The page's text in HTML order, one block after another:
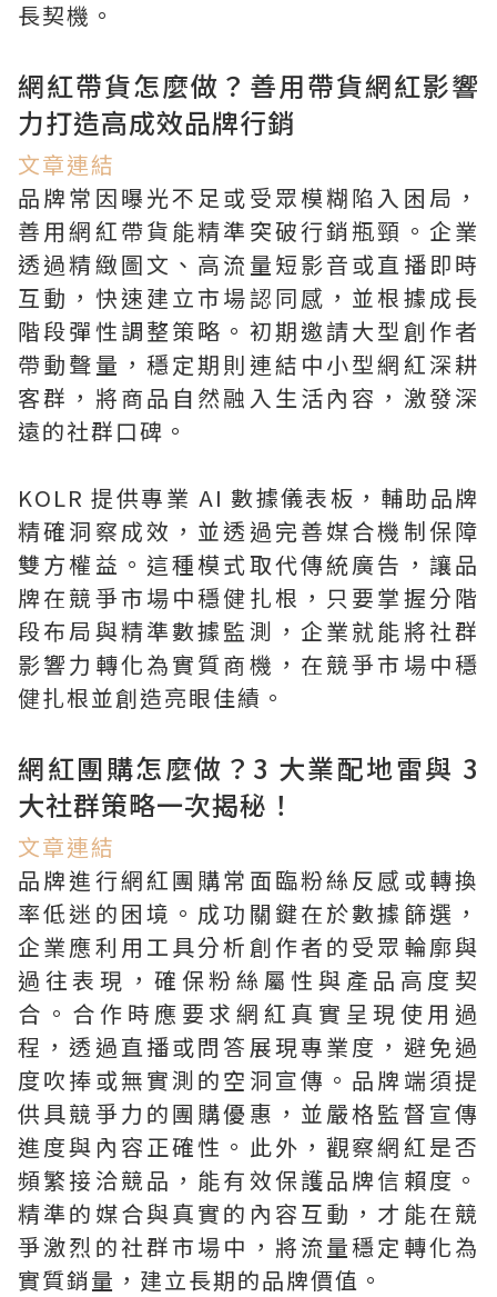
長契機。
網紅帶貨怎麼做？善用帶貨網紅影響
力打造高成效品牌行銷
文章連結
品牌常因曝光不足或受眾模糊陷入困局，
善用網紅帶貨能精準突破行銷瓶頸。企業
透過精緻圖文、高流量短影音或直播即時
互動，快速建立市場認同感，並根據成長
階段彈性調整策略。初期邀請大型創作者
帶動聲量，穩定期則連結中小型網紅深耕
客群，將商品自然融入生活內容，激發深
遠的社群口碑。
KOLR 提供專業 AI 數據儀表板，輔助品牌
精確洞察成效，並透過完善媒合機制保障
雙方權益。這種模式取代傳統廣告，讓品
牌在競爭市場中穩健扎根，只要掌握分階
段布局與精準數據監測，企業就能將社群
影響力轉化為實質商機，在競爭市場中穩
健扎根並創造亮眼佳績。
網紅團購怎麼做？3 大業配地雷與 3
大社群策略一次揭秘！
文章連結
品牌進行網紅團購常面臨粉絲反感或轉換
率低迷的困境。成功關鍵在於數據篩選，
企業應利用工具分析創作者的受眾輪廓與
過往表現，確保粉絲屬性與產品高度契
合。合作時應要求網紅真實呈現使用過
程，透過直播或問答展現專業度，避免過
度吹捧或無實測的空洞宣傳。品牌端須提
供具競爭力的團購優惠，並嚴格監督宣傳
進度與內容正確性。此外，觀察網紅是否
頻繁接洽競品，能有效保護品牌信賴度。
精準的媒合與真實的內容互動，才能在競
爭激烈的社群市場中，將流量穩定轉化為
實質銷量，建立長期的品牌價值。